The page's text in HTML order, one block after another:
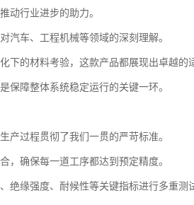
动行业进步的助力。
汽车、工程机械等领域的深刻理解。
下的材料考验，这款产品都展现出卓越的
保障整体系统稳定运行的关键一环。
产过程贯彻了我们一贯的严苛标准。
，确保每一道工序都达到预定精度。
绝缘强度、耐候性等关键指标进行多重测